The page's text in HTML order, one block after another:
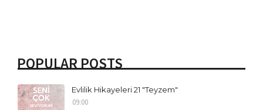
POPULAR POSTS
Evlilik Hikayeleri 21 "Teyzem"
09:00